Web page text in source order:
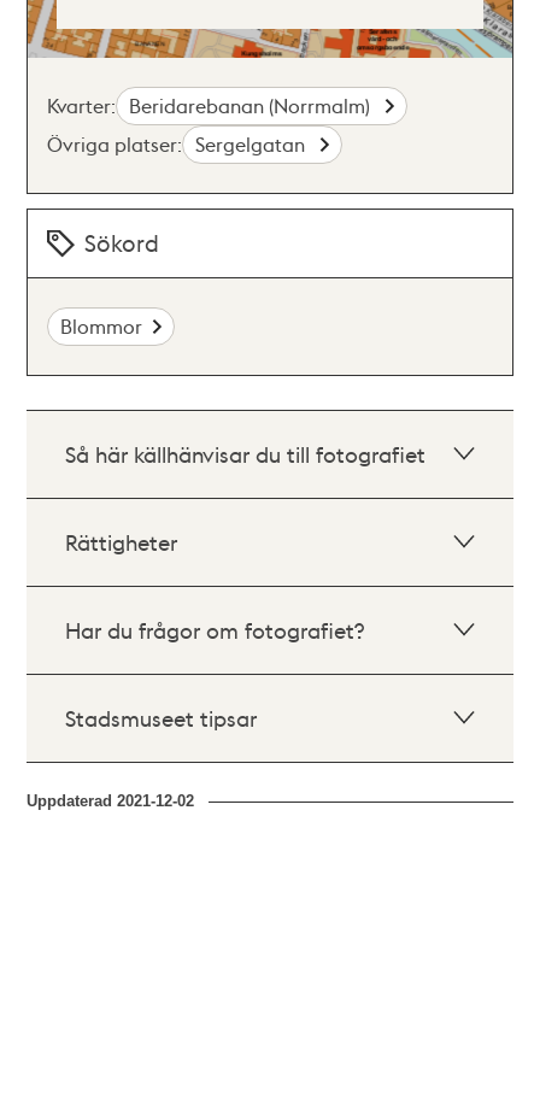
Kvarter: Beridarebanan (Norrmalm)
Övriga platser: Sergelgatan
Sökord
Blommor
Så här källhänvisar du till fotografiet
Rättigheter
Har du frågor om fotografiet?
Stadsmuseet tipsar
Uppdaterad2021-12-02